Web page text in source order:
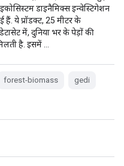
डाइनैमिक्स इन्वेस्टिगेशन
ये प्रॉडक्ट, 25 मीटर के
में, दुनिया भर के पेड़ों की
है. इसमें …
forest-biomass gedi